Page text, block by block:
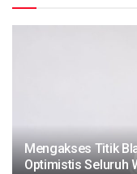
Mengakses Titik
Optimistis Seluruh